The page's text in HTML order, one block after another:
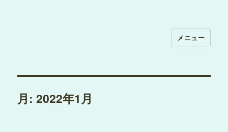
メニュー
月:2022年1月